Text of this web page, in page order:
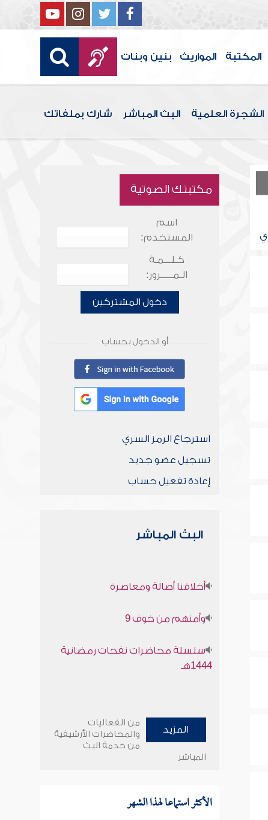
المكتبة المواريث بنين وبنات
الشجرة العلمية البث المباشر شارك بملفاتك
ي
مكتبتك الصوتية
اسم
المستخدم:
كـلـــمـة
الـمـــــرور:
دخول المشتركين
أو الدخول بحساب
استرجاع الرمز السري
تسجيل عضو جديد
إعادة تفعيل حساب
البث المباشر
أخلاقنا أصالة ومعاصرة
وأمنهم من خوف 9
سلسلة محاضرات نفحات رمضانية
1444هـ
المزيد
من الفعاليات
والمحاضرات الأرشيفية
من خدمة البث
المباشر
الأكثر استماعا لهذا الشهر